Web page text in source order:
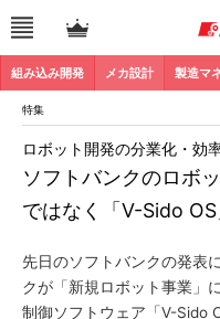
組み込み開発 メカ設計 製造マ
特集
ソフトバンクのロボ
ではなく「V-Sido OS
ロボット開発の分業化・効
先日のソフトバンクの発表
クが「新規ロボット事業」
制御ソフトウェア「V-Sido